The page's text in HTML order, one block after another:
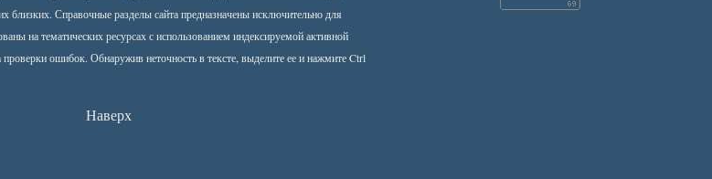
близких. Справочные разделы сайта предназначены исключительно для
на тематических ресурсах с использованием индексируемой активной
проверки ошибок. Обнаружив неточность в тексте, выделите ее и нажмите Ctrl
Наверх